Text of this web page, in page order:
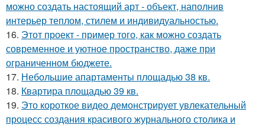
можно создать настоящий арт - объект, наполнив
интерьер теплом, стилем и индивидуальностью.
16. Этот проект - пример того, как можно создать
современное и уютное пространство, даже при
ограниченном бюджете.
17. Небольшие апартаменты площадью 38 кв.
18. Квартира площадью 39 кв.
19. Это короткое видео демонстрирует увлекательный
процесс создания красивого журнального столика и